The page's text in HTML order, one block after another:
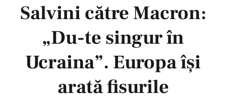
Salvini către Macron:
„Du-te singur în
Ucraina”. Europa își
arată fisurile